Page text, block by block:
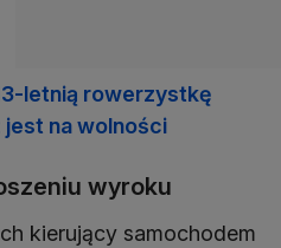
letnią rowerzystkę
jest na wolności
wyroku
kierujący samochodem